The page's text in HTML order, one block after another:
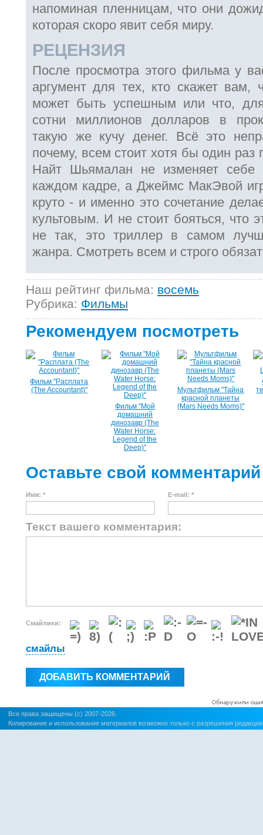
напоминая пленницам, что они
которая скоро явит себя миру.
РЕЦЕНЗИЯ
После просмотра этого фильма у
аргумент для тех, кто скажет вам,
может быть успешным или что,
сотни миллионов долларов в
такую же кучу денег. Всё это
почему, всем стоит хотя бы один
Найт Шьямалан не изменяет
каждом кадре, а Джеймс МакЭвой
круто - и именно это сочетание
культовым. И не стоит бояться, что
не так, это триллер в самом
жанра. Смотреть всем и строго
Наш рейтинг фильма: восемь
Рубрика: Фильмы
Рекомендуем посмотреть
Фильм "Расплата
(The Accountant)"
Фильм "Мой
домашний
динозавр (The
Water Horse:
Legend of the
Deep)"
Мультфильм "Тайна
красной планеты
(Mars Needs Moms)"
Оставьте свой комментарий
Имя: * E-mail: *
Текст вашего комментария:
Смайлики:
смайлы
Все права защищены (c) 2007-2026.
Копирование и использование материалов возможно только с разрешения